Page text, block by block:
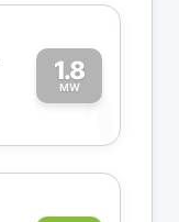
1.8
MW1